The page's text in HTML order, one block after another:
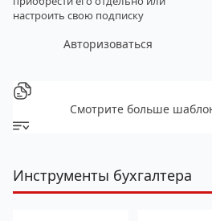
настроить свою подписку
Авторизоваться
Смотрите больше
Инструменты бухгалтера